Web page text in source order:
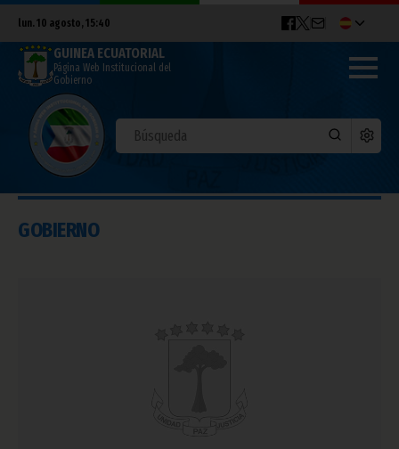
lun. 10 agosto, 15:40
GUINEA ECUATORIAL
Página Web Institucional del
Gobierno
GOBIERNO